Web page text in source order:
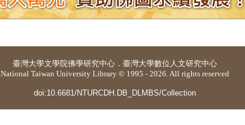
臺灣大學文學院佛學研究中心 ． 臺灣大學數位人文研究中心
National Taiwan University Library © 1995 - 2026. All rights reserved
doi:10.6681/NTURCDH.DB_DLMBS/Collection